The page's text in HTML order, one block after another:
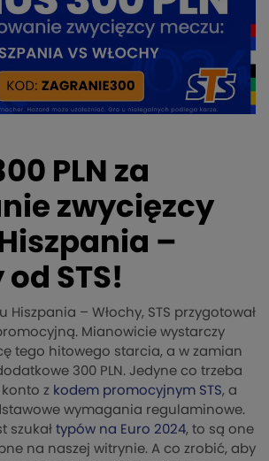
PLN za
zwycięzcy
–
STS!
Hiszpania – Włochy, STS przygotował
Mianowicie wystarczy
tego hitowego starcia, a w zamian
300 PLN. Jedyne co trzeba
konto z kodem promocyjnym STS, a
wymagania regulaminowe.
szukał typów na Euro 2024, to są one
na naszej witrynie. A co zrobić, aby